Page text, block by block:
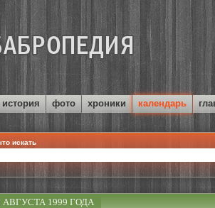
история фото хроники календарь
искать
АВГУСТА 1999 ГОДА